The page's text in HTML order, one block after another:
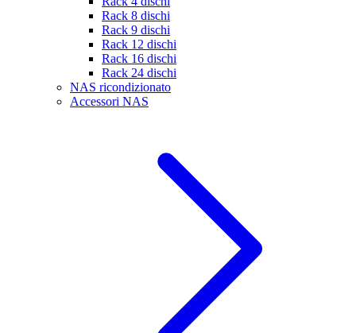
Rack 8 dischi
Rack 9 dischi
Rack 12 dischi
Rack 16 dischi
Rack 24 dischi
NAS ricondizionato
Accessori NAS